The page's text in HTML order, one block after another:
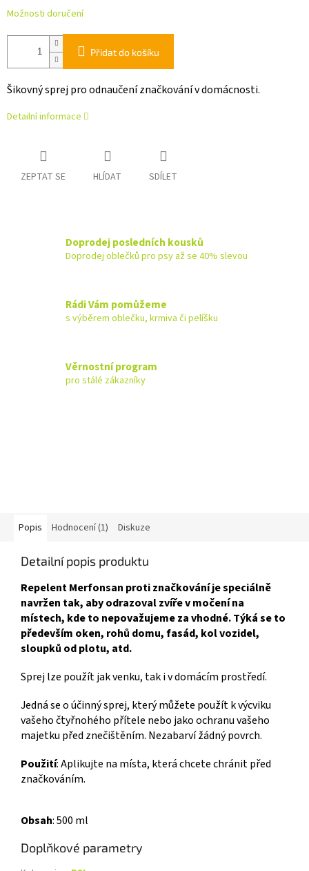
Možnosti doručení
Přidat do košíku
Šikovný sprej pro odnaučení značkování v domácnosti.
Detailní informace
ZEPTAT SE HLÍDAT SDÍLET
Doprodej posledních kousků
Doprodej oblečků pro psy až se 40% slevou
Rádi Vám pomůžeme
s výběrem oblečku, krmiva či pelíšku
Věrnostní program
pro stálé zákazníky
Popis Hodnocení (1) Diskuze
Detailní popis produktu
Repelent Merfonsan proti značkování je speciálně
navržen tak, aby odrazoval zvíře v močení na
místech, kde to nepovažujeme za vhodné. Týká se to
především oken, rohů domu, fasád, kol vozidel,
sloupků od plotu, atd.
Sprej lze použít jak venku, tak i v domácím prostředí.
Jedná se o účinný sprej, který můžete použít k výcviku
vašeho čtyřnohého přítele nebo jako ochranu vašeho
majetku před znečištěním. Nezabarví žádný povrch.
Použití:Aplikujte na místa, která chcete chránit před
značkováním.
Obsah: 500 ml
Doplňkové parametry